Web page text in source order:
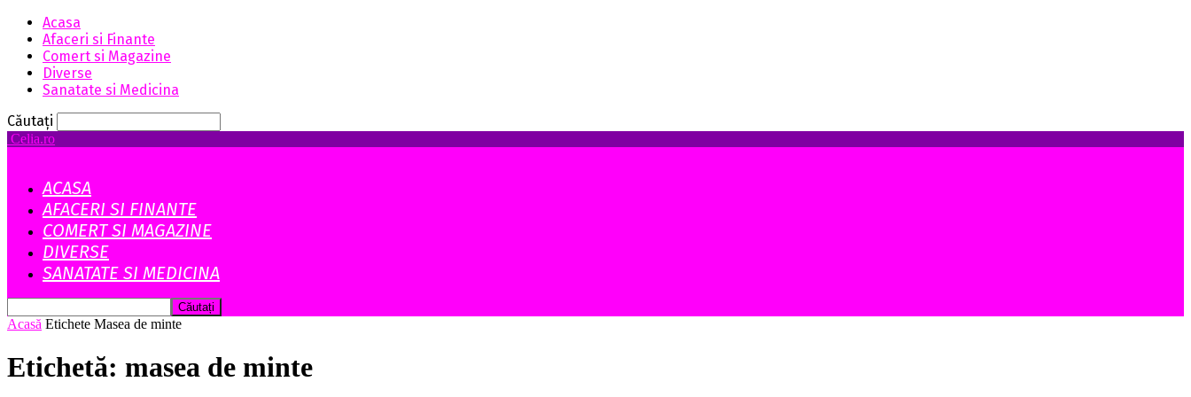
Acasa
Afaceri si Finante
Comert si Magazine
Diverse
Sanatate si Medicina
Căutați
Celia.ro
ACASA
AFACERI SI FINANTE
COMERT SI MAGAZINE
DIVERSE
SANATATE SI MEDICINA
Acasă Etichete Masea de minte
Etichetă: masea de minte